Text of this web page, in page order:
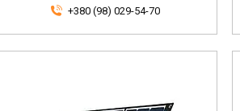
+380 (98) 029-54-70